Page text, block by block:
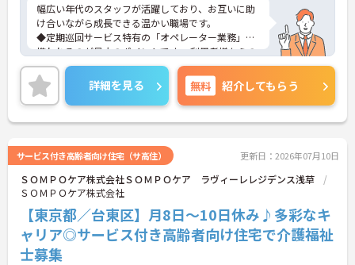
幅広い年代のスタッフが活躍しており、お互いに助
け合いながら成長できる温かい職場です。
◆定期巡回サービス特有の「オペレーター業務」に
携われるのが最大のポイントです。 利用者様からの
緊急コールを受け、状況をヒアリングし、「訪問が
必要か」「看護師への連絡が必要か」を瞬時に判断
して指示を出します。 単なる身体介助だけでなく、
医療・看護との連携スキルや、状況判断能力（トリ
アージ能力）といった、ワンランク上の専門性が身
指す上でも非常に有利な経験となります。
◆現場のスペシャリストを目指す道はもちろん、将
来的なキャリアの選択肢が豊富です。
詳細を見る 無料 紹介してもらう
サービス付き高齢者向け住宅（サ高住） 更新日：2026年07月10日
ＳＯＭＰＯケア株式会社ＳＯＭＰＯケア ラヴィーレレジデンス浅草
ＳＯＭＰＯケア株式会社
【東京都／台東区】月8日～10日休み♪多彩なキ
ャリア◎サービス付き高齢者向け住宅で介護福祉
士募集